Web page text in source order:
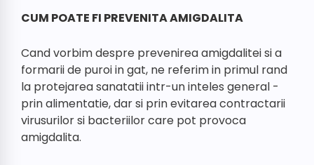
CUM POATE FI PREVENITA AMIGDALITA
Cand vorbim despre prevenirea amigdalitei si a
formarii de puroi in gat, ne referim in primul rand
la protejarea sanatatii intr-un inteles general -
prin alimentatie, dar si prin evitarea contractarii
virusurilor si bacteriilor care pot provoca
amigdalita.